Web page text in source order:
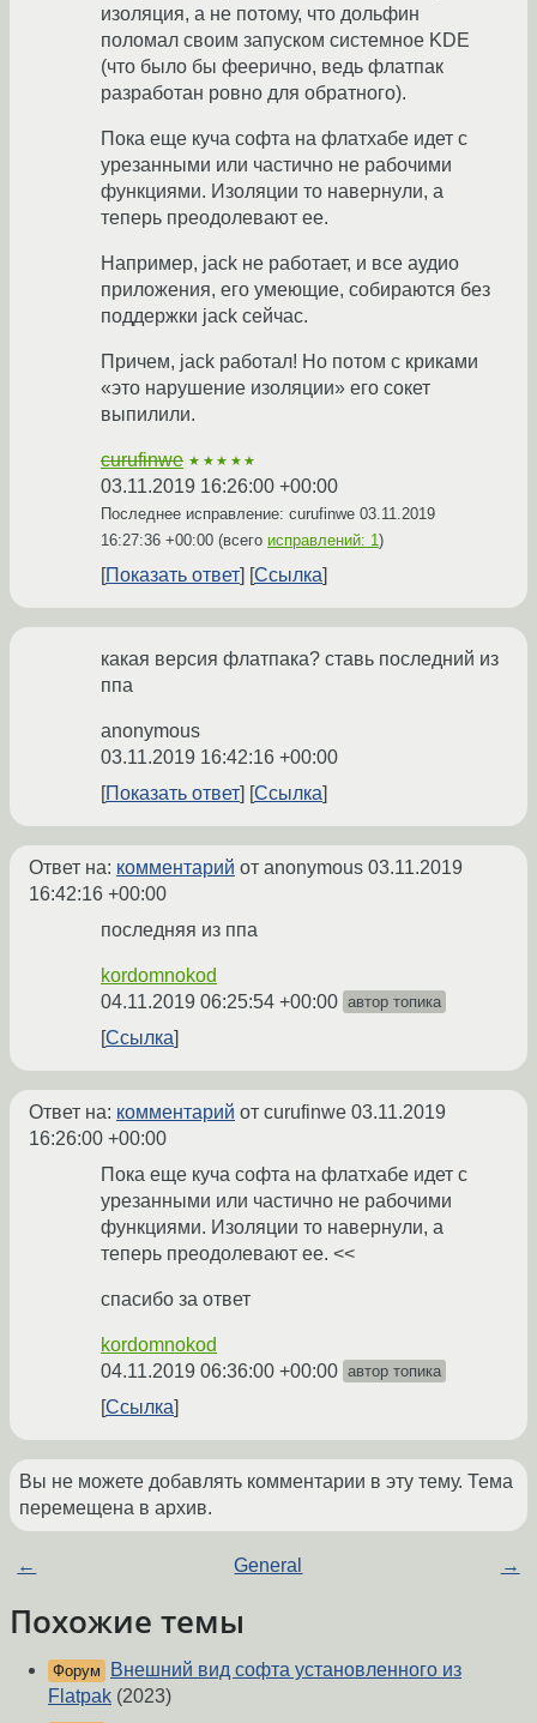
изоляция, а не потому, что дольфин
поломал своим запуском системное KDE
(что было бы феерично, ведь флатпак
разработан ровно для обратного).
Пока еще куча софта на флатхабе идет с
урезанными или частично не рабочими
функциями. Изоляции то навернули, а
теперь преодолевают ее.
Например, jack не работает, и все аудио
приложения, его умеющие, собираются без
поддержки jack сейчас.
Причем, jack работал! Но потом с криками
«это нарушение изоляции» его сокет
выпилили.
curufinwe ★★★★★
03.11.2019 16:26:00 +00:00
Последнее исправление: curufinwe 03.11.2019
16:27:36 +00:00 (всего исправлений: 1)
Показать ответ Ссылка
какая версия флатпака? ставь последний из
ппа
anonymous
03.11.2019 16:42:16 +00:00
Показать ответ
Ссылка
Ответ на: комментарий от anonymous 03.11.2019
16:42:16 +00:00
последняя из ппа
kordomnokod
04.11.2019 06:25:54 +00:00 автор топика
Ссылка
Ответ на: комментарий от curufinwe 03.11.2019
16:26:00 +00:00
Пока еще куча софта на флатхабе идет с
урезанными или частично не рабочими
функциями. Изоляции то навернули, а
теперь преодолевают ее. <<
спасибо за ответ
kordomnokod
04.11.2019 06:36:00 +00:00 автор топика
Ссылка
Вы не можете добавлять комментарии в эту тему. Тема
перемещена в архив.
← General →
Похожие темы
Форум
Внешний вид софта установленного из
Flatpak (2023)